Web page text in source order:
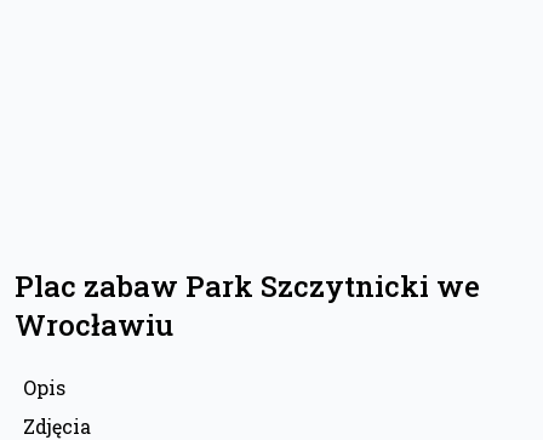
Plac zabaw Park Szczytnicki we
Wrocławiu
Opis
Zdjęcia